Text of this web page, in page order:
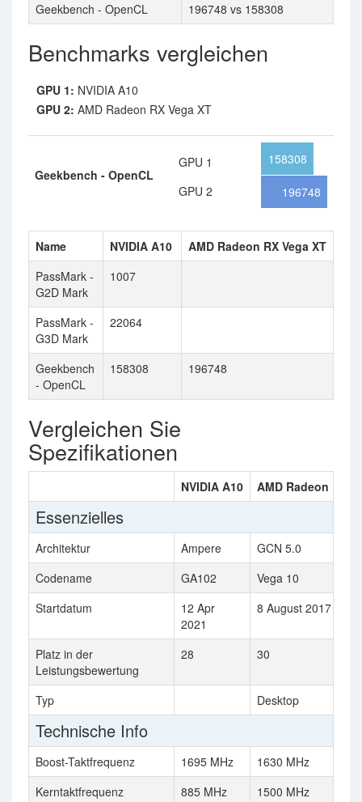
Geekbench - OpenCL
196748 vs 158308
Benchmarks vergleichen
GPU 1: NVIDIA A10
GPU 2: AMD Radeon RX Vega XT
Geekbench - OpenCL
GPU 1
GPU 2
158308
196748
Name NVIDIA A10
AMD Radeon RX Vega XT
PassMark -
G2D Mark
1007
PassMark -
G3D Mark
22064
Geekbench
- OpenCL
158308 196748
Vergleichen Sie
Spezifikationen
NVIDIA A10 AMD Radeon RX
Essenzielles
Architektur Ampere
GCN 5.0
Codename
GA102
Vega 10
Startdatum
12 Apr
2021
8 August 2017
Platz in der
Leistungsbewertung
28 30
Typ Desktop
Technische Info
Boost-Taktfrequenz 1695 MHz
1630 MHz
Kerntaktfrequenz
885 MHz 1500 MHz